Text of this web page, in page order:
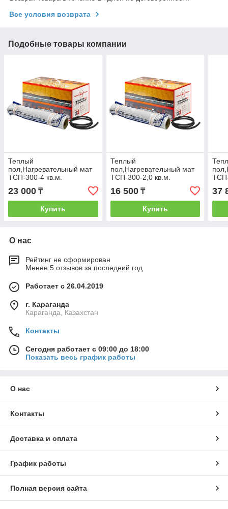
Все условия возврата
Подобные товары компании
Теплый
пол,Нагревательный мат
ТСП-300-4 кв.м.
23 000 ₸
Купить
Теплый
пол,Нагревательный мат
ТСП-300-2,0 кв.м.
16 500₸
Купить
37
О нас
Рейтинг не сформирован
Менее 5 отзывов за последний год
Работает с 26.04.2019
г. Караганда
Караганда, Казахстан
Контакты
Сегодня работает с 09:00 до 18:00
Показать весь график работы
О нас
Контакты
Доставка и оплата
График работы
Полная версия сайта